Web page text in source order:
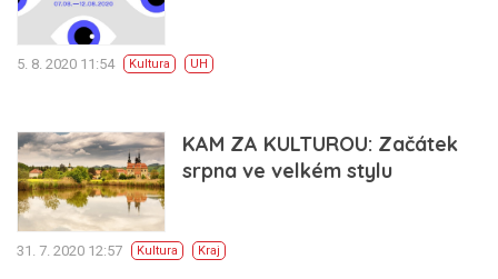
5. 8. 2020 11:54 Kultura UH
KAM ZA KULTUROU: Začátek
srpna ve velkém stylu
31. 7. 2020 12:57 Kultura Kraj